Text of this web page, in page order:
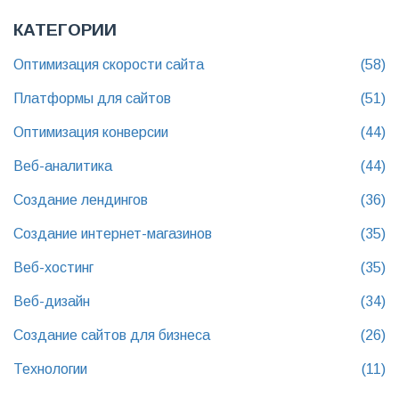
КАТЕГОРИИ
Оптимизация скорости сайта (58)
Платформы для сайтов (51)
Оптимизация конверсии (44)
Веб-аналитика (44)
Создание лендингов (36)
Создание интернет-магазинов (35)
Веб-хостинг (35)
Веб-дизайн (34)
Создание сайтов для бизнеса (26)
Технологии (11)